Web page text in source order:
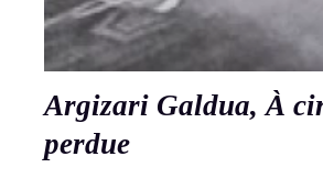
Argizari Galdua, À
perdue